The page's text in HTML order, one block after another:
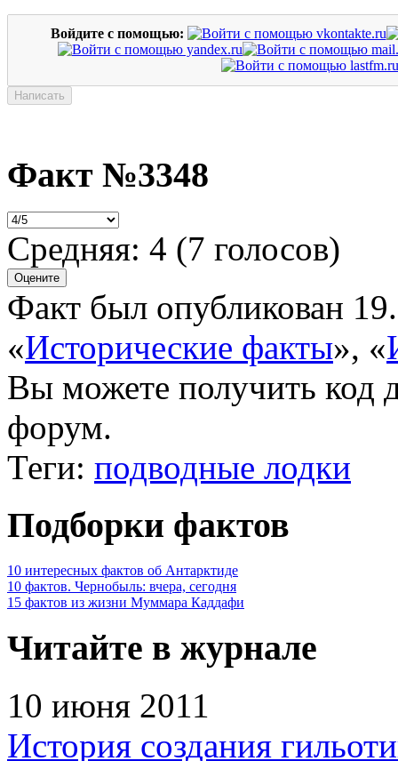
Войдите с помощью:
Факт №3348
Средняя: 4 (7 голосов)
Факт был опубликован
«Исторические факты», «
Вы можете получить код
форум.
Теги: подводные лодки
Подборки фактов
10 интересных фактов об Антарктиде
10 фактов. Чернобыль: вчера, сегодня
15 фактов из жизни Муммара Каддафи
Читайте в журнале
10 июня 2011
История создания